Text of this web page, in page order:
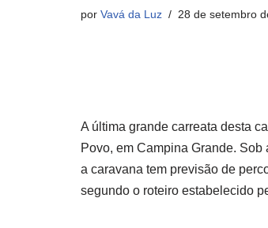
por Vavá da Luz 28 de setembro
A última grande carreata desta
Povo, em Campina Grande.
a caravana tem previsão de
segundo o roteiro estabelecido